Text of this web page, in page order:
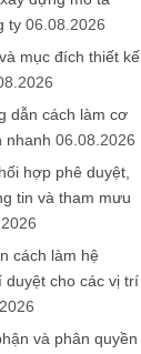
ty 06.08.2026
mục đích thiết kế
dẫn cách làm cơ
nhanh 06.08.2026
hợp phê duyệt,
tin và tham mưu
cách làm hệ
duyệt cho các vị trí
và phân quyền